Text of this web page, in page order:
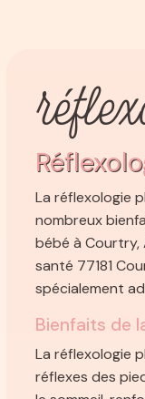
La réflexologie
nombreux
bébé à Courtry,
santé 77181
spécialement
Bienfaits de
La réflexologie
réflexes des